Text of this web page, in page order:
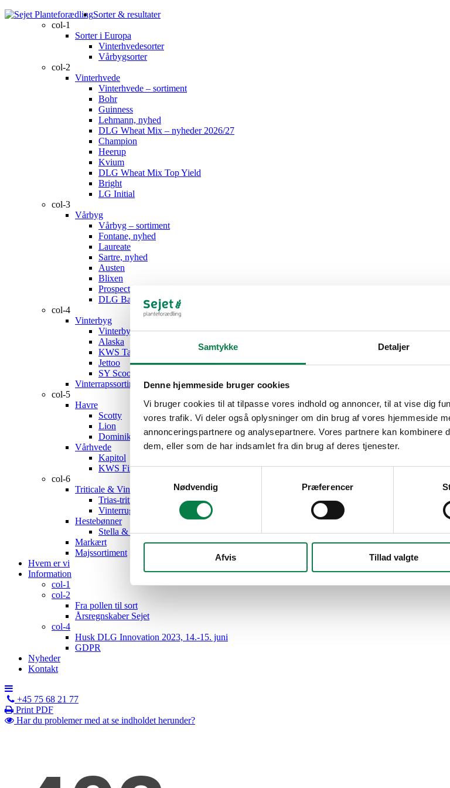
Samtykke Detaljer
Denne hjemmeside bruger cookies
Vi bruger cookies til at tilpasse vores indhold og annoncer, til at vise dig
vores trafik. Vi deler også oplysninger om din brug af vores hjemmeside
annonceringspartnere og analysepartnere. Vores partnere kan kombinere
dem, eller som de har indsamlet fra din brug af deres tjenester.
Samtykkevalg
Nødvendig
Præferencer
Afvis Tillad valgte
Sorter & resultater
col-1
Sorter i Europa
Vinterhvedesorter
Vårbygsorter
col-2
Vinterhvede
Vinterhvede – sortiment
Bohr
Guinness
Lehmann, nyhed
DLG Wheat Mix – nyheder 2026/27
Champion
Heerup
Kvium
DLG Wheat Mix Top Yield
Bright
LG Initial
col-3
Vårbyg
Vårbyg – sortiment
Fontane, nyhed
Laureate
Sartre, nyhed
Austen
Blixen
Prospect
DLG Barley Mix, nyhed
col-4
Vinterbyg
Vinterbyg – sortiment
Alaska
KWS Tardis
Jettoo
SY Scoop, nyhed
Vinterrapssortiment
col-5
Havre
Scotty
Lion
Dominik
Vårhvede
Kapitol
KWS Fixum
col-6
Triticale & Vinterrug
Trias-triticale
Vinterrug
Hestebønner
Stella & Capri
Markært
Majssortiment
Hvem er vi
Information
col-1
col-2
Fra pollen til sort
Årsregnskaber Sejet
col-4
Husk DLG Innovation 2023, 14.-15. juni
GDPR
Nyheder
Kontakt
+45 75 68 21 77
Print PDF
Har du problemer med at se indholdet herunder?